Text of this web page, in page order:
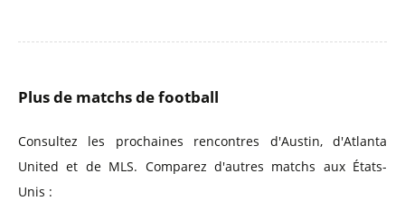
Plus de matchs de football
Consultez les prochaines rencontres d'Austin, d'Atlanta
United et de MLS. Comparez d'autres matchs aux États-
Unis :